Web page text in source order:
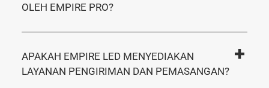
OLEH EMPIRE PRO?
APAKAH EMPIRE LED MENYEDIAKAN
LAYANAN PENGIRIMAN DAN PEMASANGAN?